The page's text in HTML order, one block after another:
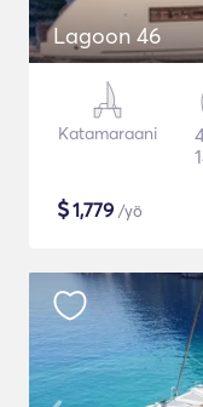
Lagoon 46
Katamaraani
$1,779 /yö